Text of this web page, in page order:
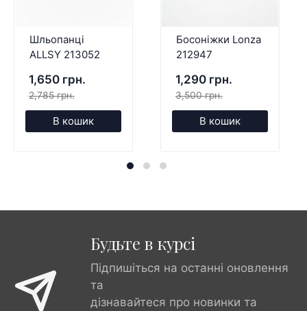
Шльопанці
ALLSY 213052
1,650 грн.
2,785 грн.
В кошик
Босоніжки Lonza
212947
1,290 грн.
3,500 грн.
В кошик
Будьте в курсі
Підпишіться на останні оновлення
та
дізнавайтеся про новинки та